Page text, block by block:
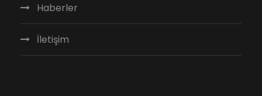
Haberler
İletişim